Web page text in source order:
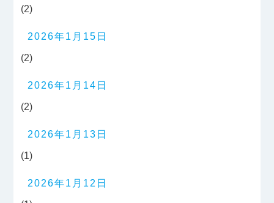
(2)
2026年1月15日
(2)
2026年1月14日
(2)
2026年1月13日
(1)
2026年1月12日